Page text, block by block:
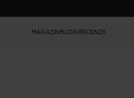
MAGAZIN BLOG RECENZII